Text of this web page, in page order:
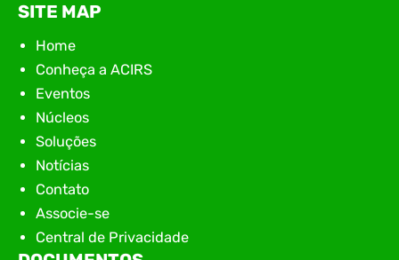
SITE MAP
Home
Conheça a ACIRS
Eventos
Núcleos
Soluções
Notícias
Contato
Associe-se
Central de Privacidade